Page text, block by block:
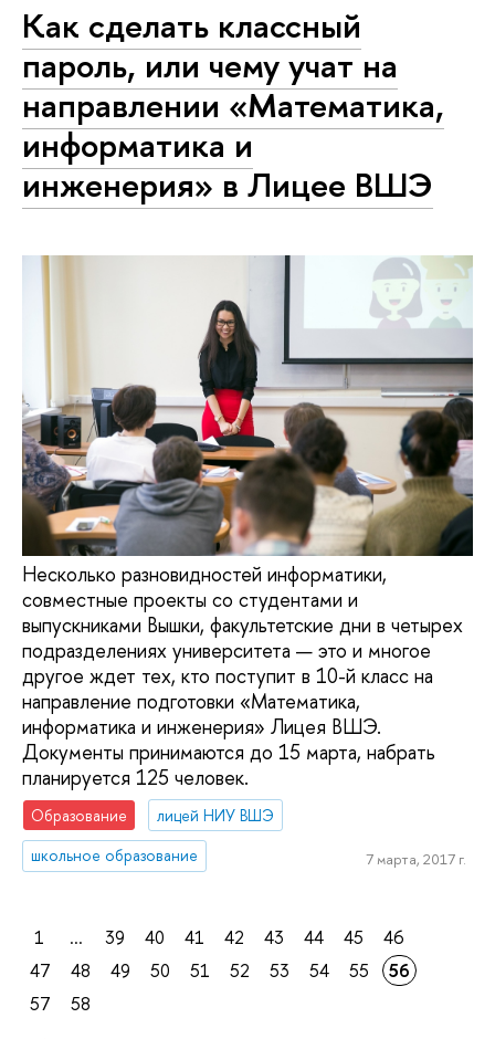
Как сделать классный
пароль, или чему учат на
направлении «Математика,
информатика и
инженерия» в Лицее ВШЭ
Несколько разновидностей информатики,
совместные проекты со студентами и
выпускниками Вышки, факультетские дни в четырех
подразделениях университета — это и многое
другое ждет тех, кто поступит в 10-й класс на
направление подготовки «Математика,
информатика и инженерия» Лицея ВШЭ.
Документы принимаются до 15 марта, набрать
планируется 125 человек.
Образование
лицей НИУ ВШЭ
школьное образование
7 марта, 2017 г.
1 ... 39 40 41 42 43 44 45
46
47
48 49 50 51 52 53 54 55
56
57
58